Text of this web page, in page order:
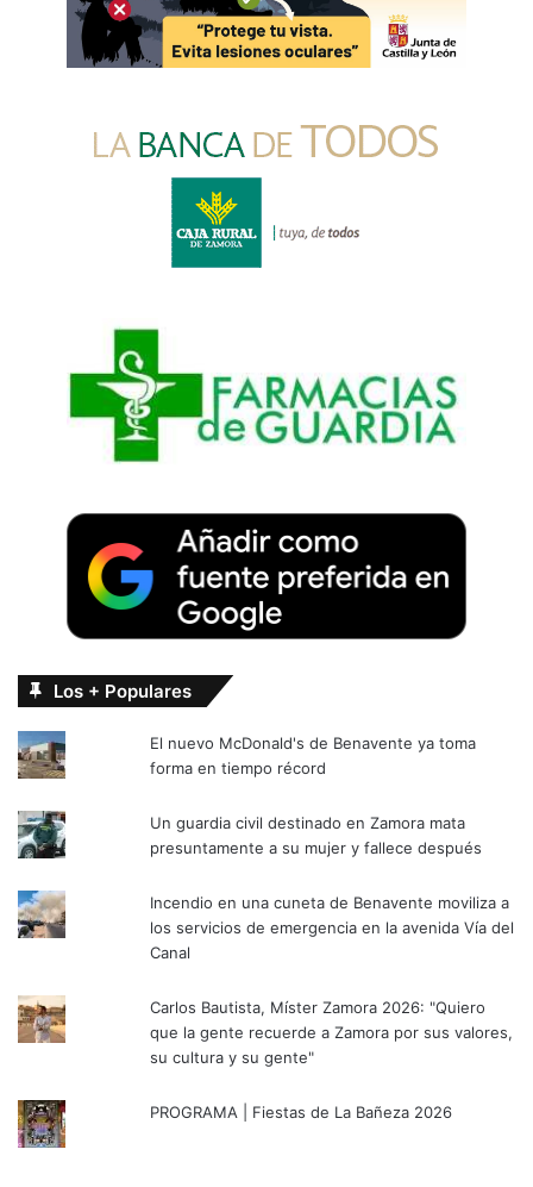
Los + Populares
El nuevo McDonald's de Benavente ya toma
forma en tiempo récord
Un guardia civil destinado en Zamora mata
presuntamente a su mujer y fallece después
Incendio en una cuneta de Benavente moviliza a
los servicios de emergencia en la avenida Vía del
Canal
Carlos Bautista, Míster Zamora 2026: "Quiero
que la gente recuerde a Zamora por sus valores,
su cultura y su gente"
PROGRAMA | Fiestas de La Bañeza 2026